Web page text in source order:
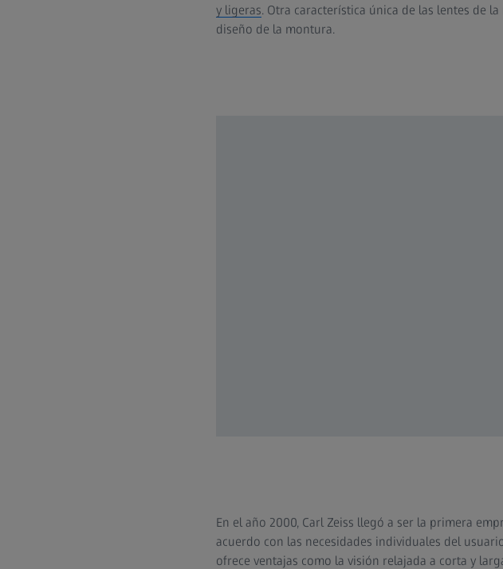
y ligeras. Otra característica única de las lentes de
diseño de la montura.
En el año 2000, Carl Zeiss llegó a ser la primera
acuerdo con las necesidades individuales del
ofrece ventajas como la visión relajada a corta y